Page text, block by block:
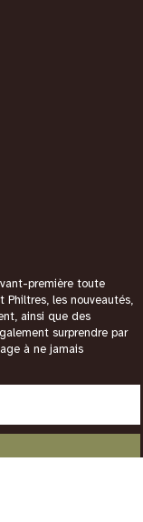
première toute
les nouveautés,
ainsi que des
surprendre par
à ne jamais